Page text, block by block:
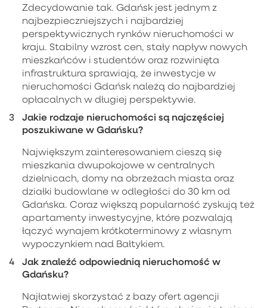
Zdecydowanie tak. Gdańsk jest jednym z
najbezpieczniejszych i najbardziej
perspektywicznych rynków nieruchomości w
kraju. Stabilny wzrost cen, stały napływ nowych
mieszkańców i studentów oraz rozwinięta
infrastruktura sprawiają, że inwestycje w
nieruchomości Gdańsk należą do najbardziej
opłacalnych w długiej perspektywie.
Jakie rodzaje nieruchomości są najczęściej
poszukiwane w Gdańsku?
Największym zainteresowaniem cieszą się
mieszkania dwupokojowe w centralnych
dzielnicach, domy na obrzeżach miasta oraz
działki budowlane w odległości do 30 km od
Gdańska. Coraz większą popularność zyskują też
apartamenty inwestycyjne, które pozwalają
łączyć wynajem krótkoterminowy z własnym
wypoczynkiem nad Bałtykiem.
Jak znaleźć odpowiednią nieruchomość w
Gdańsku?
Najłatwiej skorzystać z bazy ofert agencji